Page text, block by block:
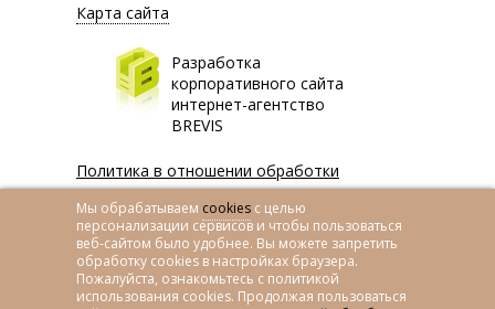
Карта сайта
Разработка
корпоративного сайта
интернет-агентство
BREVIS
Политика в отношении обработки
персональных данных
Политика использования cookies
Согласие на обработку данных
метрическими программами
Согласие на обработку персональных
Мы обрабатываем cookies с целью
персонализации сервисов и чтобы пользоваться
веб-сайтом было удобнее. Вы можете запретить
обработку сookies в настройках браузера.
Пожалуйста, ознакомьтесь с политикой
использования cookies. Продолжая пользоваться